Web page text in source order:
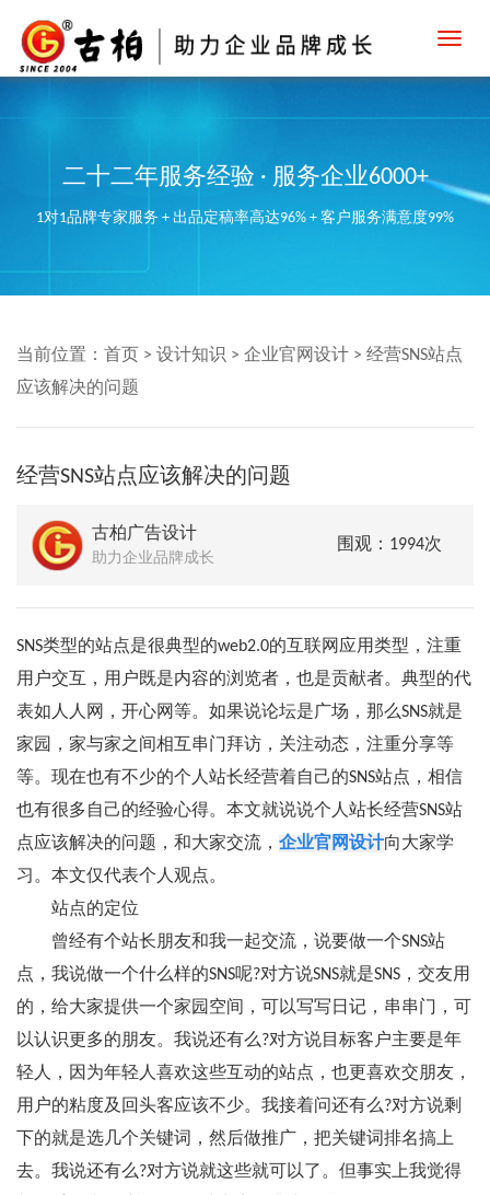
二十二年服务经验 · 服务企业6000+
1对1品牌专家服务 + 出品定稿率高达96% + 客户服务满意度99%
当前位置： 首页 > 设计知识 > 企业官网设计 > 经营SNS站点
应该解决的问题
经营SNS站点应该解决的问题
古柏广告设计
助力企业品牌成长
围观：1994次
SNS类型的站点是很典型的web2.0的互联网应用类型，注重
用户交互，用户既是内容的浏览者，也是贡献者。典型的代
表如人人网，开心网等。如果说论坛是广场，那么SNS就是
家园，家与家之间相互串门拜访，关注动态，注重分享等
等。现在也有不少的个人站长经营着自己的SNS站点，相信
也有很多自己的经验心得。本文就说说个人站长经营SNS站
点应该解决的问题，和大家交流， 企业官网设计向大家学
习。本文仅代表个人观点。
站点的定位
曾经有个站长朋友和我一起交流，说要做一个SNS站
点，我说做一个什么样的SNS呢?对方说SNS就是SNS，交友用
的，给大家提供一个家园空间，可以写写日记，串串门，可
以认识更多的朋友。我说还有么?对方说目标客户主要是年
轻人，因为年轻人喜欢这些互动的站点，也更喜欢交朋友，
用户的粘度及回头客应该不少。我接着问还有么?对方说剩
下的就是选几个关键词，然后做推广，把关键词排名搞上
去。我说还有么?对方说就这些就可以了。但事实上我觉得